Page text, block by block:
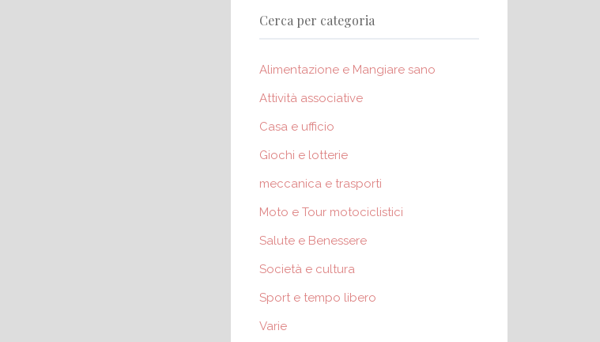
Cerca per categoria
Alimentazione e Mangiare sano
Attività associative
Casa e ufficio
Giochi e lotterie
meccanica e trasporti
Moto e Tour motociclistici
Salute e Benessere
Società e cultura
Sport e tempo libero
Varie